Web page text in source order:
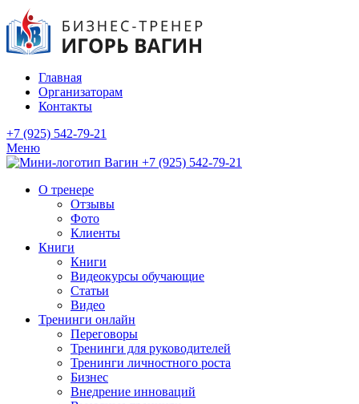
Главная
Организаторам
Контакты
+7 (925) 542-79-21
Меню
+7 (925) 542-79-21
О тренере
Отзывы
Фото
Клиенты
Книги
Книги
Видеокурсы обучающие
Статьи
Видео
Тренинги онлайн
Переговоры
Тренинги для руководителей
Тренинги личностного роста
Бизнес
Внедрение инноваций